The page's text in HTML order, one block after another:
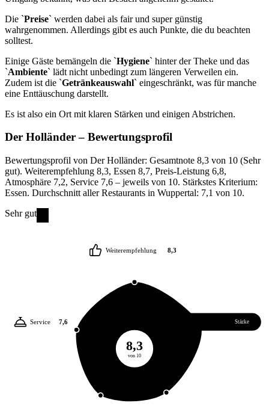
Die `Preise` werden dabei als fair und super günstig
wahrgenommen. Allerdings gibt es auch Punkte, die du beachten
solltest.
Einige Gäste bemängeln die `Hygiene` hinter der Theke und das
`Ambiente` lädt nicht unbedingt zum längeren Verweilen ein.
Zudem ist die `Getränkeauswahl` eingeschränkt, was für manche
eine Enttäuschung darstellt.
Es ist also ein Ort mit klaren Stärken und einigen Abstrichen.
Der Holländer– Bewertungsprofil
Bewertungsprofil von Der Holländer: Gesamtnote 8,3 von 10 (Sehr
gut). Weiterempfehlung 8,3, Essen 8,7, Preis-Leistung 6,8,
Atmosphäre 7,2, Service 7,6 – jeweils von 10. Stärkstes Kriterium:
Essen. Durchschnitt aller Restaurants in Wuppertal: 7,1 von 10.
Sehr gut
8,3
von 10
Weiterempfehlung 8,3
Stärke
Service 7,6